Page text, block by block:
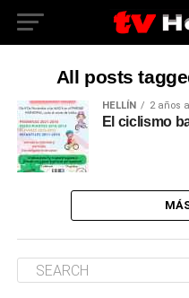
All posts
HELLÍN 2 años
El ciclismo